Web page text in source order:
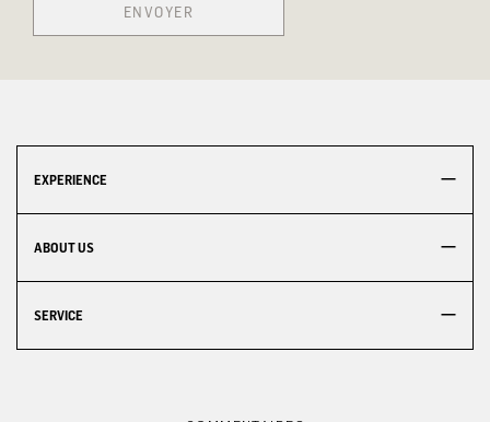
ENVOYER
EXPERIENCE
ABOUT US
SERVICE